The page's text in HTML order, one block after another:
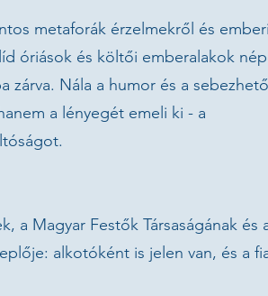
metaforák érzelmekről és emberi
óriások és költői emberalakok
zárva. Nála a humor és a
a lényegét emeli ki - a
a Magyar Festők Társaságának és
alkotóként is jelen van, és a